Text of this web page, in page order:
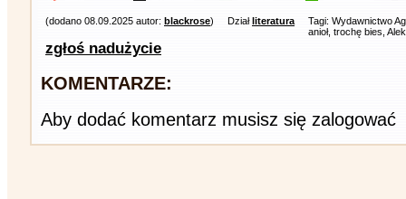
(dodano 08.09.2025 autor: blackrose) Działliteratura
Tagi: Wydawnictwo
anioł, trochę bies,
zgłoś nadużycie
KOMENTARZE:
Aby dodać komentarz musisz się zalogować